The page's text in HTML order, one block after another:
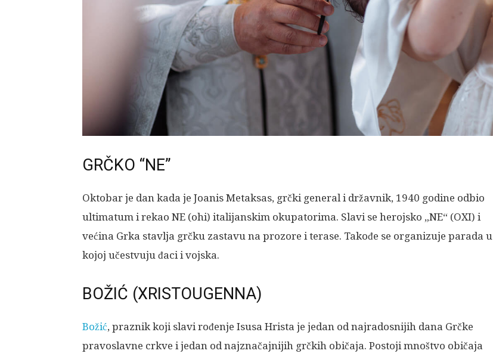
GRČKO “NE”
Oktobar je dan kada je Joanis Metaksas, grčki general i državnik, 1940 godine odbio
ultimatum i rekao NE (ohi) italijanskim okupatorima. Slavi se herojsko „NE“ (OXI) i
većina Grka stavlja grčku zastavu na prozore i terase. Takođe se organizuje parada u
kojoj učestvuju đaci i vojska.
BOŽIĆ (XRISTOUGENNA)
Božić, praznik koji slavi rođenje Isusa Hrista je jedan od najradosnijih dana Grčke
pravoslavne crkve i jedan od najznačajnijih grčkih običaja. Postoji mnoštvo običaja